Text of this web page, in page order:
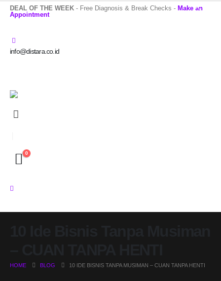
DEAL OF THE WEEK - Free Diagnosis & Break Checks - Make an
Appointment
info@distara.co.id
0
HOME BLOG 10 IDE BISNIS TANPA MUSIMAN – CUAN TANPA HENTI